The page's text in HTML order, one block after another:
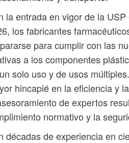
la entrada en vigor de la
los fabricantes
para cumplir con las
a los componentes
solo uso y de usos
hincapié en la eficiencia y
de expertos
normativo y la
décadas de experiencia en